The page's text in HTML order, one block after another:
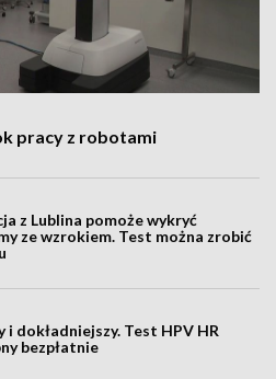
pracy z robotami
z Lublina pomoże wykryć
ze wzrokiem. Test można zrobić
i dokładniejszy. Test HPV HR
bezpłatnie